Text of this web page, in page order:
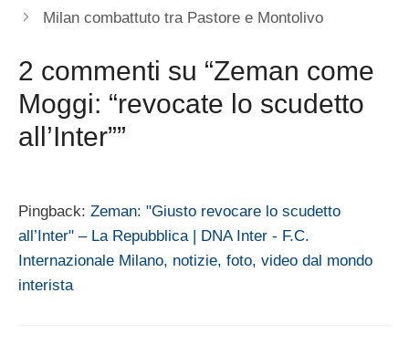
Milan combattuto tra Pastore e Montolivo
2 commenti su “Zeman come
Moggi: “revocate lo scudetto
all’Inter””
Pingback: Zeman: "Giusto revocare lo scudetto
all’Inter" – La Repubblica | DNA Inter - F.C.
Internazionale Milano, notizie, foto, video dal mondo
interista